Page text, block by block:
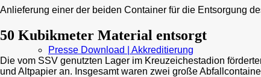
Presse Download | Akkreditierung
Anlieferung einer der beiden Container für die Entsorgung
50 Kubikmeter Material entsorgt
Die vom SSV genutzten Lager im Kreuzeichestadion
und Altpapier an. Insgesamt waren zwei große